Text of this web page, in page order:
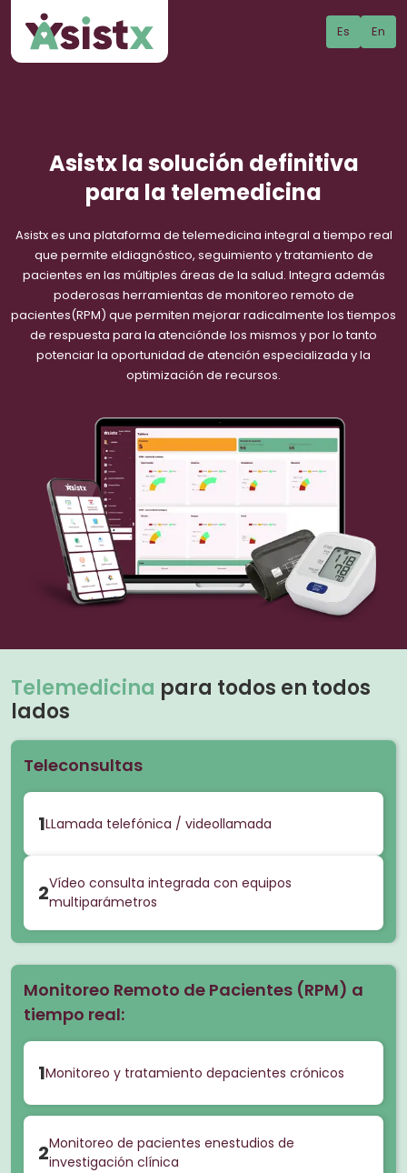
Es En
Asistx la solución definitiva
para la telemedicina
Asistx es una plataforma de telemedicina integral a tiempo real
que permite eldiagnóstico, seguimiento y tratamiento de
pacientes en las múltiples áreas de la salud. Integra además
poderosas herramientas de monitoreo remoto de
pacientes(RPM) que permiten mejorar radicalmente los tiempos
de respuesta para la atenciónde los mismos y por lo tanto
potenciar la oportunidad de atención especializada y la
optimización de recursos.
Telemedicina para todos en todos
lados
Teleconsultas
1LLamada telefónica / videollamada
2Vídeo consulta integrada con equipos
multiparámetros
Monitoreo Remoto de Pacientes (RPM) a
tiempo real:
1Monitoreo y tratamiento depacientes crónicos
2Monitoreo de pacientes enestudios de
investigación clínica